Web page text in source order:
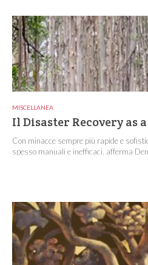
MISCELLANEA
Il Disaster Recovery as
Con minacce sempre più rapide e
spesso manuali e inefficaci, afferma